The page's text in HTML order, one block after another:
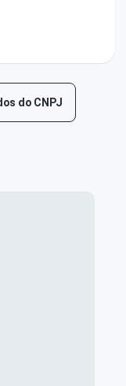
do CNPJ